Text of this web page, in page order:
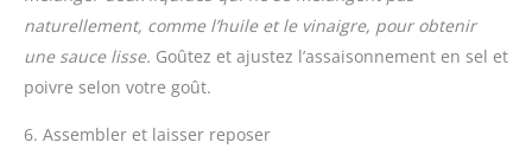
naturellement, comme l’huile et le vinaigre, pour obtenir
une sauce lisse. Goûtez et ajustez l’assaisonnement en sel et
poivre selon votre goût.
6. Assembler et laisser reposer